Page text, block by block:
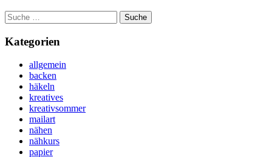
Suche
nach:
Kategorien
allgemein
backen
häkeln
kreatives
kreativsommer
mailart
nähen
nähkurs
papier